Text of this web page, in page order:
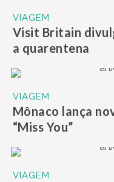
VIAGEM
Visit Britain
a quarentena
VIAGEM
Mônaco lança
“Miss You”
VIAGEM